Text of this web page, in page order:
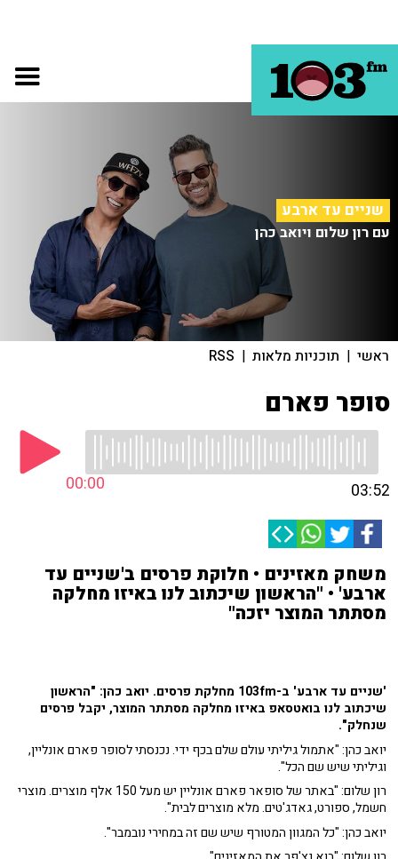
שניים עד ארבע
עם רון שלום ויואב כהן
ראשי | תוכניות מלאות |
RSS
סופר פארם
00:00 03:52
משחק מאזינים • חלוקת פרסים ב'שניים עד
ארבע' • "הראשון שיכתוב לנו באיזו מחלקה
מסתתר המוצר יזכה"
'שניים עד ארבע' ב-103fm מחלקת פרסים. יואב כהן: "הראשון
שיכתוב לנו בואטסאפ באיזו מחלקה מסתתר המוצר, יקבל פרסים
שנחלק".
יואב כהן: "אתמול גיליתי עולם שלם בכף ידי. נכנסתי לסופר פארם אונליין,
וגיליתי שיש שם הכל".
רון שלום: "באתר של סופאר פארם אונליין יש מעל 150 אלף מוצרים. מוצרי
חשמל, ספורט, גאדג'טים. מלא מוצרים לבית".
יואב כהן: "כל המגוון המטורף שיש שם זה במחירי נובמבר".